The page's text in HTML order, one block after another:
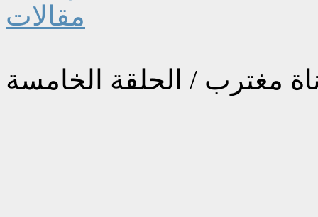
مقالات
مغترب / الحلقة الخامسة